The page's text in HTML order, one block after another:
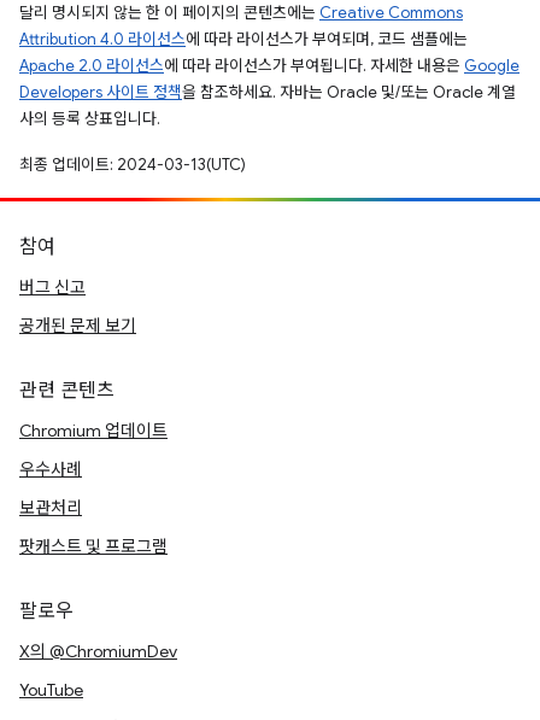
달리 명시되지 않는 한 이 페이지의 콘텐츠에는 Creative Commons
Attribution 4.0 라이선스에 따라 라이선스가 부여되며, 코드 샘플에는
Apache 2.0 라이선스에 따라 라이선스가 부여됩니다. 자세한 내용은 Google
Developers 사이트 정책을 참조하세요. 자바는 Oracle 및/또는 Oracle 계열
사의 등록 상표입니다.
최종 업데이트: 2024-03-13(UTC)
참여
버그 신고
공개된 문제 보기
관련 콘텐츠
Chromium 업데이트
우수사례
보관처리
팟캐스트 및 프로그램
팔로우
X의 @ChromiumDev
YouTube